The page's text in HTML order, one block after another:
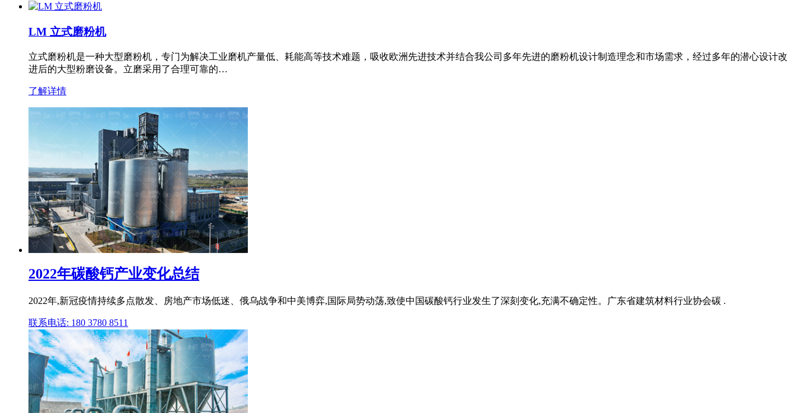
LM 立式磨粉机
立式磨粉机是一种大型磨粉机，专门为解决工业磨机产量低、耗能高等技术难题，吸收欧洲先进技术并结合我公司多年先进的磨粉机设计制造理念和市场需求，经过多年的潜心设计改
进后的大型粉磨设备。立磨采用了合理可靠的…
了解详情
2022年碳酸钙产业变化总结
2022年,新冠疫情持续多点散发、房地产市场低迷、俄乌战争和中美博弈,国际局势动荡,致使中国碳酸钙行业发生了深刻变化,充满不确定性。广东省建筑材料行业协会碳 .
联系电话: 180 3780 8511